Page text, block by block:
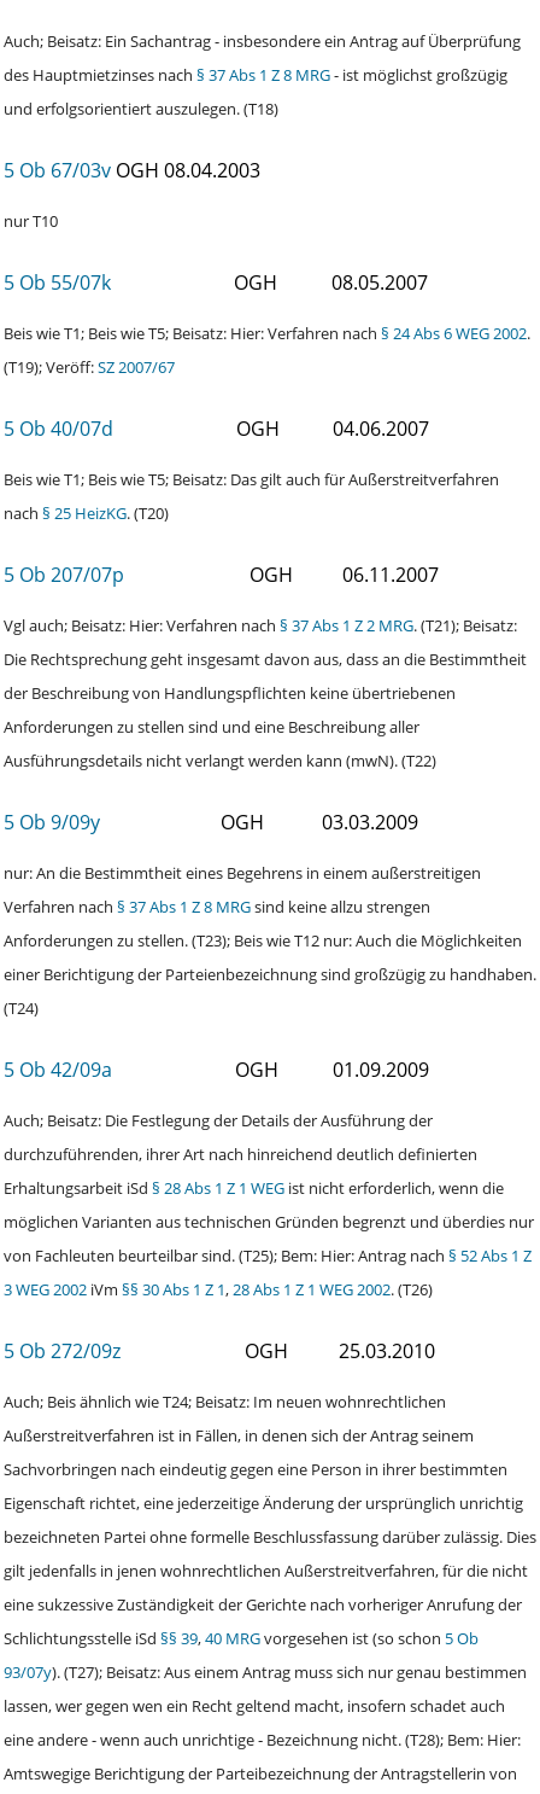
Auch; Beisatz: Ein Sachantrag - insbesondere ein Antrag auf Überprüfung
des Hauptmietzinses nach § 37 Abs 1 Z 8 MRG- ist möglichst großzügig
und erfolgsorientiert auszulegen. (T18)
5 Ob 67/03v OGH 08.04.2003
nur T10
5 Ob 55/07k OGH 08.05.2007
Beis wie T1; Beis wie T5; Beisatz: Hier: Verfahren nach § 24 Abs 6 WEG 2002.
(T19); Veröff:SZ 2007/67
5 Ob 40/07d OGH 04.06.2007
Beis wie T1; Beis wie T5; Beisatz: Das gilt auch für Außerstreitverfahren
nach § 25 HeizKG. (T20)
5 Ob 207/07p OGH 06.11.2007
Vgl auch; Beisatz: Hier: Verfahren nach § 37 Abs 1 Z 2 MRG. (T21); Beisatz:
Die Rechtsprechung geht insgesamt davon aus, dass an die Bestimmtheit
der Beschreibung von Handlungspflichten keine übertriebenen
Anforderungen zu stellen sind und eine Beschreibung aller
Ausführungsdetails nicht verlangt werden kann (mwN). (T22)
5 Ob 9/09y OGH 03.03.2009
nur: An die Bestimmtheit eines Begehrens in einem außerstreitigen
Verfahren nach § 37 Abs 1 Z 8 MRGsind keine allzu strengen
Anforderungen zu stellen. (T23); Beis wie T12 nur: Auch die Möglichkeiten
einer Berichtigung der Parteienbezeichnung sind großzügig zu handhaben.
(T24)
5 Ob 42/09a OGH 01.09.2009
Auch; Beisatz: Die Festlegung der Details der Ausführung der
durchzuführenden, ihrer Art nach hinreichend deutlich definierten
Erhaltungsarbeit iSd § 28 Abs 1 Z 1 WEG ist nicht erforderlich, wenn die
möglichen Varianten aus technischen Gründen begrenzt und überdies nur
von Fachleuten beurteilbar sind. (T25); Bem: Hier: Antrag nach § 52 Abs 1 Z
3 WEG 2002 iVm §§ 30 Abs 1 Z 1,28 Abs 1 Z 1 WEG 2002. (T26)
5 Ob 272/09z OGH 25.03.2010
Auch; Beis ähnlich wie T24; Beisatz: Im neuen wohnrechtlichen
Außerstreitverfahren ist in Fällen, in denen sich der Antrag seinem
Sachvorbringen nach eindeutig gegen eine Person in ihrer bestimmten
Eigenschaft richtet, eine jederzeitige Änderung der ursprünglich unrichtig
bezeichneten Partei ohne formelle Beschlussfassung darüber zulässig. Dies
gilt jedenfalls in jenen wohnrechtlichen Außerstreitverfahren, für die nicht
eine sukzessive Zuständigkeit der Gerichte nach vorheriger Anrufung der
Schlichtungsstelle iSd §§ 39,40 MRGvorgesehen ist (so schon 5 Ob
93/07y). (T27); Beisatz: Aus einem Antrag muss sich nur genau bestimmen
lassen, wer gegen wen ein Recht geltend macht, insofern schadet auch
eine andere - wenn auch unrichtige ‑ Bezeichnung nicht. (T28); Bem: Hier:
Amtswegige Berichtigung der Parteibezeichnung der Antragstellerin von